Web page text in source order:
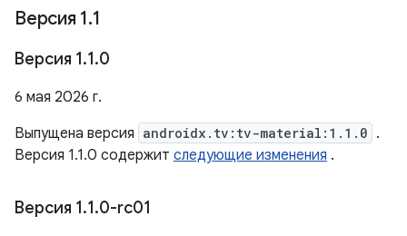
Версия 1.1
Версия 1.1.0
6 мая 2026 г.
Выпущена версия androidx.tv:tv-material:1.1.0 .
Версия 1.1.0 содержит следующие изменения .
Версия 1.1.0-rc01